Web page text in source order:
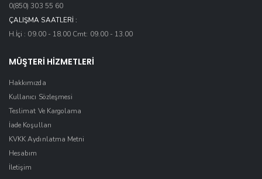
0(850) 303 55 60
ÇALIŞMA SAATLERI :
H.İçi : 09.00 - 18.00 Cmt: 09.00 - 13.00
MÜŞTERİ HİZMETLERİ
Hakkımızda
Kullanıcı Sözleşmesi
Teslimat Ve Kargolama
İade Koşulları
KVKK Aydınlatma Metni
Hesabım
İletişim